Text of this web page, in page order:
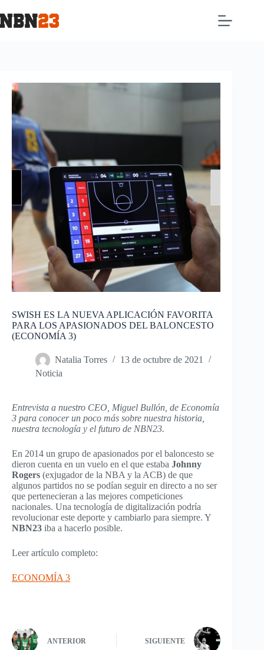
SWISH ES LA NUEVA APLICACIÓN FAVORITA
PARA LOS APASIONADOS DEL BALONCESTO
(ECONOMÍA 3)
Natalia Torres
13 de octubre de 2021
Noticia
Entrevista a nuestro CEO, Miguel Bullón, de Economía
3 para conocer un poco más sobre nuestra historia,
nuestra tecnología y el futuro de NBN23.
En 2014 un grupo de apasionados por el baloncesto se
dieron cuenta en un vuelo en el que estaba Johnny
Rogers (exjugador de la NBA y la ACB) de que
algunos partidos no se podían seguir en directo a no ser
que pertenecieran a las mejores competiciones
nacionales. Una tecnología de digitalización podría
revolucionar este deporte y cambiarlo para siempre. Y
NBN23 iba a hacerlo posible.
Leer artículo completo:
ECONOMÍA 3
ANTERIOR SIGUIENTE